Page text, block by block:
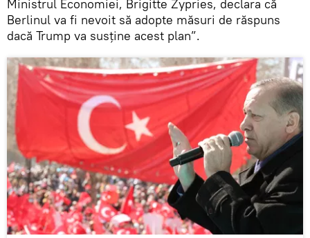
Ministrul Economiei, Brigitte Zypries, declara că
Berlinul va fi nevoit să adopte măsuri de răspuns
dacă Trump va susține acest plan”.